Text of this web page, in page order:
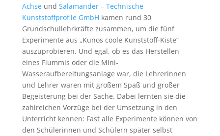
Achseund Salamander – Technische
Kunststoffprofile GmbH kamen rund 30
Grundschullehrkräfte zusammen, um die fünf
Experimente aus „Kunos coole Kunststoff-Kiste“
auszuprobieren. Und egal, ob es das Herstellen
eines Flummis oder die Mini-
Wasseraufbereitungsanlage war, die Lehrerinnen
und Lehrer waren mit großem Spaß und großer
Begeisterung bei der Sache. Dabei lernten sie die
zahlreichen Vorzüge bei der Umsetzung in den
Unterricht kennen: Fast alle Experimente können von
den Schülerinnen und Schülern später selbst